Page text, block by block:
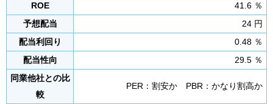
ROE
41.6 ％
予想配当
24 円
配当利回り
0.48 ％
配当性向
29.5 ％
同業他社との比
較
PER：割安か PBR：かなり割高か